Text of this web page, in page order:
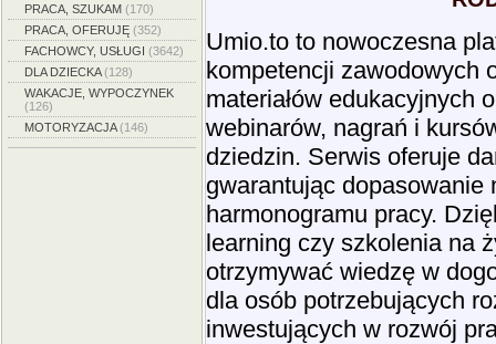
PRACA, SZUKAM (170)
PRACA, OFERUJĘ (352)
FACHOWCY, USŁUGI (3642)
DLA DZIECKA(128)
WAKACJE, WYPOCZYNEK
(126)
MOTORYZACJA(146)
Umio.to to nowoczesna
kompetencji zawodowych
materiałów edukacyjnych
webinarów, nagrań i
dziedzin. Serwis oferuje
gwarantując dopasowanie
harmonogramu pracy.
learning czy szkolenia na
otrzymywać wiedzę w
dla osób potrzebujących
inwestujących w rozwój